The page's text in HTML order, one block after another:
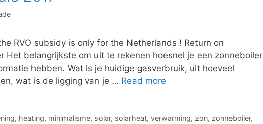
RVO subsidy is only for the Netherlands ! Return on
Het belangrijkste om uit te rekenen hoesnel je een zonneboiler
hebben. Wat is je huidige gasverbruik, uit hoeveel
wat is de ligging van je … Read more
, heating, minimalisme, solar, solarheat, verwarming, zon, zonneboiler,